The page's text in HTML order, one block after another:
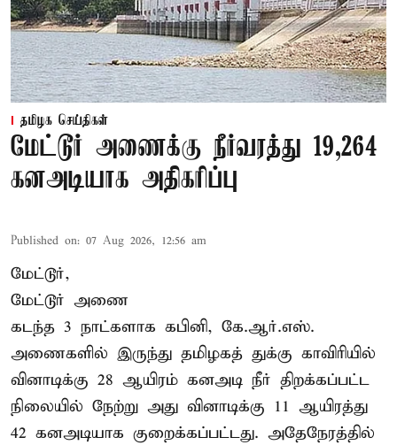
தமிழக செய்திகள்
மேட்டூர் அணைக்கு நீர்வரத்து 19,264
கனஅடியாக அதிகரிப்பு
Published on: 07 Aug 2026, 12:56 am
மேட்டூர்,
மேட்டூர் அணை
கடந்த 3 நாட்களாக கபினி, கே.ஆர்.எஸ்.
அணைகளில் இருந்து தமிழகத் துக்கு காவிரியில்
வினாடிக்கு 28 ஆயிரம் கனஅடி நீர் திறக்கப்பட்ட
நிலையில் நேற்று அது வினாடிக்கு 11 ஆயிரத்து
42 கனஅடியாக குறைக்கப்பட்டது. அதேநேரத்தில்